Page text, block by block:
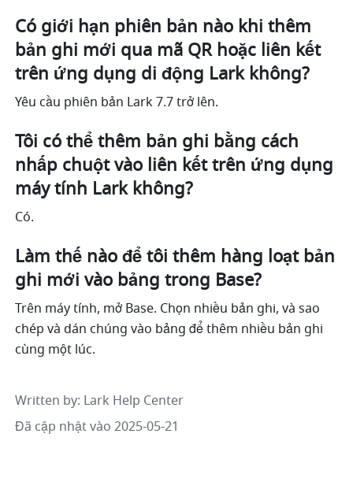
Có giới hạn phiên bản nào khi thêm
bản ghi mới qua mã QR hoặc liên kết
trên ứng dụng di động Lark không?
Yêu cầu phiên bản Lark 7.7 trở lên.
Tôi có thể thêm bản ghi bằng cách
nhấp chuột vào liên kết trên ứng dụng
máy tính Lark không?
Có.
Làm thế nào để tôi thêm hàng loạt bản
ghi mới vào bảng trong Base?
Trên máy tính, mở Base. Chọn nhiều bản ghi, và sao
chép và dán chúng vào bảng để thêm nhiều bản ghi
cùng một lúc.
Written by: Lark Help Center
Đã cập nhật vào 2025-05-21